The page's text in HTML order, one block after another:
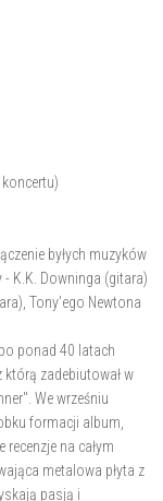
byłych muzyków
K.K. Downinga (gitara)
Tony’ego Newtona
ponad 40 latach
którą zadebiutował w
We wrześniu
formacji album,
recenzje na całym
metalowa płyta z
pasją i